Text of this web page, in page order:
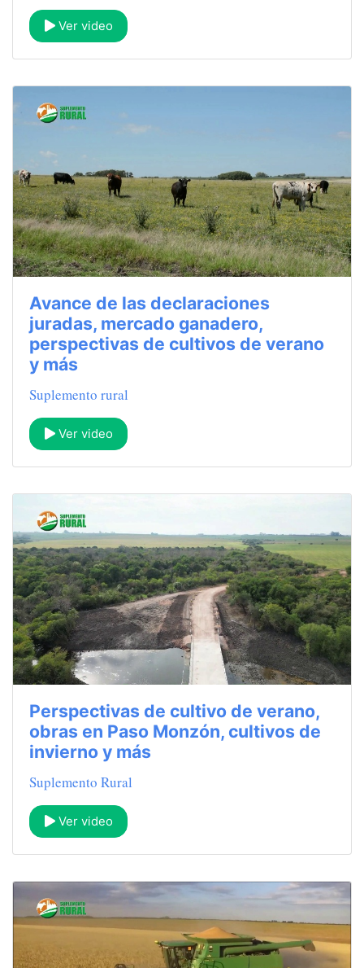
Ver video
Avance de las declaraciones
juradas, mercado ganadero,
perspectivas de cultivos de verano
y más
Suplemento rural
Ver video
Perspectivas de cultivo de verano,
obras en Paso Monzón, cultivos de
invierno y más
Suplemento Rural
Ver video